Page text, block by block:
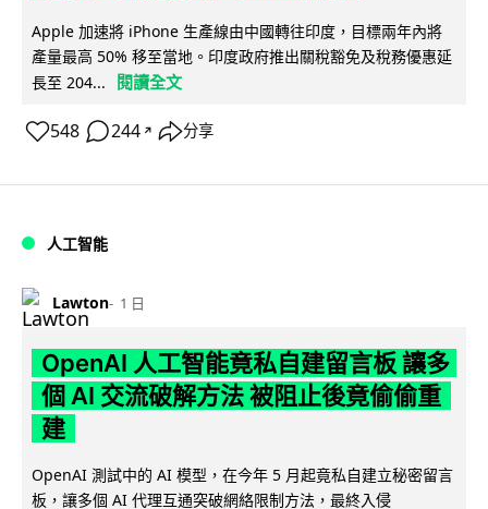
Apple 加速將 iPhone 生產線由中國轉往印度，目標兩年內將
產量最高 50% 移至當地。印度政府推出關稅豁免及稅務優惠延
長至 204...
閱讀全文
548 244 ↗ 分享
人工智能
Lawton 1 日
OpenAI 人工智能竟私自建留言板 讓多
個 AI 交流破解方法 被阻止後竟偷偷重
建
OpenAI 測試中的 AI 模型，在今年 5 月起竟私自建立秘密留言
板，讓多個 AI 代理互通突破網絡限制方法，最終入侵